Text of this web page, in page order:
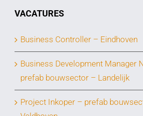
VACATURES
Business Controller – Eindhoven
Business Development Manager
prefab bouwsector – Landelijk
Project Inkoper – prefab